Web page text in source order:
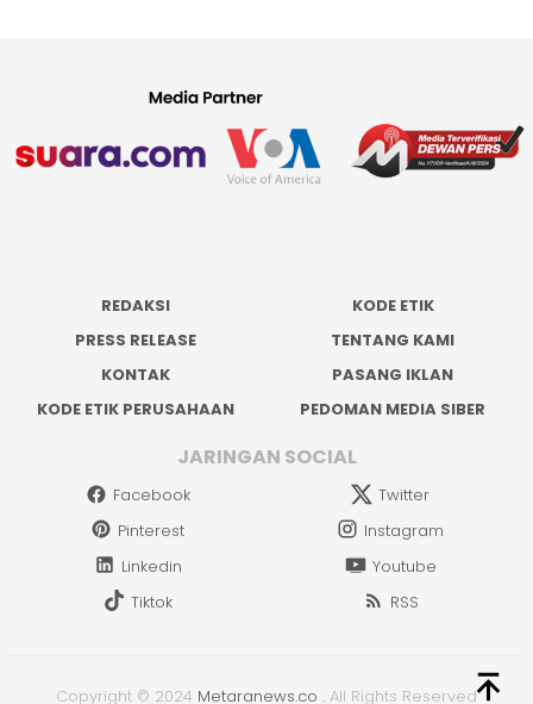
REDAKSI
KODE ETIK
PRESS RELEASE
TENTANG KAMI
KONTAK
PASANG IKLAN
KODE ETIK PERUSAHAAN
PEDOMAN MEDIA SIBER
JARINGAN SOCIAL
Facebook
Twitter
Pinterest
Instagram
Linkedin
Youtube
Tiktok
RSS
Copyright © 2024 Metaranews.co . All Rights Reserved